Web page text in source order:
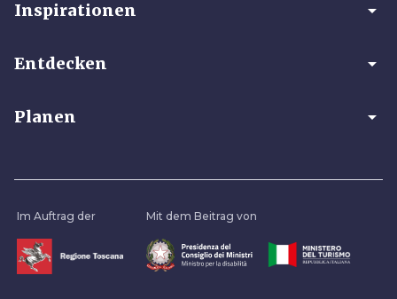
Inspirationen arrow_drop_down
Entdecken arrow_drop_down
Planen arrow_drop_down
Im Auftrag der Mit dem Beitrag von